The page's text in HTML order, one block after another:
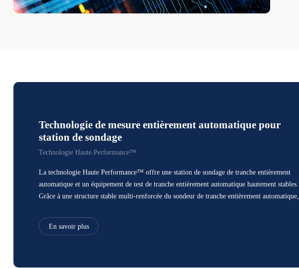
Technologie de mesure entièrement automatique pour
station de sondage
Technologie Haute Performance™
La technologie Haute Performance™ offre une station de sondage de tranche entièrement
automatique et un équipement de test de tranche entièrement automatique hautement stables.
Grâce à une structure stable multi-renforcée du sondeur de tranche entièrement automatique,
En savoir plus